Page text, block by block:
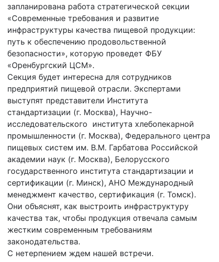
запланирована работа стратегической секции
«Современные требования и развитие
инфраструктуры качества пищевой продукции:
путь к обеспечению продовольственной
безопасности», которую проведет ФБУ
«Оренбургский ЦСМ».
Секция будет интересна для сотрудников
предприятий пищевой отрасли. Экспертами
выступят представители Института
стандартизации (г. Москва), Научно-
исследовательского института хлебопекарной
промышленности (г. Москва), Федерального центра
пищевых систем им. В.М. Гарбатова Российской
академии наук (г. Москва), Белорусского
государственного института стандартизации и
сертификации (г. Минск), АНО Международный
менеджмент качество, сертификация (г. Томск).
Они объяснят, как выстроить инфраструктуру
качества так, чтобы продукция отвечала самым
жестким современным требованиям
законодательства.
С нетерпением ждем нашей встречи.